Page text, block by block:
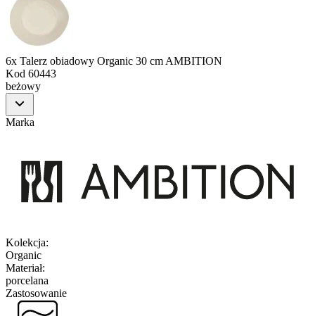
6x Talerz obiadowy Organic 30 cm AMBITION
Kod 60443
beżowy
Marka
Kolekcja:
Organic
Materiał:
porcelana
Zastosowanie